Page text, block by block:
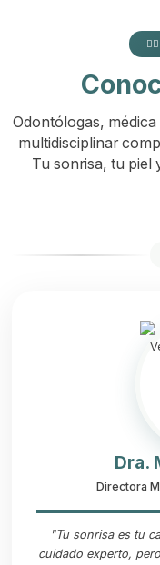
Odontólogas,
multidisciplinar
Tu sonrisa, tu piel
Dra.
Directora
"Tu sonrisa es tu
cuidado experto,